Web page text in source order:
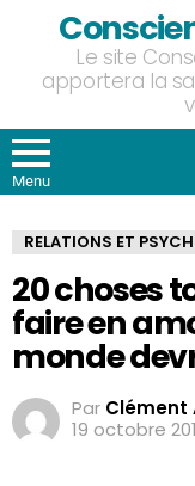
Le site
apportera la
Menu
RELATIONS ET
20 choses
faire en
monde
Par Clément
19 octobre